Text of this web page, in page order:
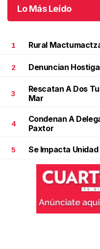
Lo Más Leído
1 Rural
2 Denuncian
3
Rescatan A Dos
Mar
4
Condenan A
Paxtor
5 Se Impacta